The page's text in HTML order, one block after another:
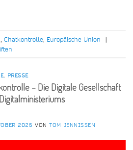
Chatkontrolle Europäische Union
|
, PRESSE
– Die Digitale Gesellschaft
2025 VONTOM JENNISSEN